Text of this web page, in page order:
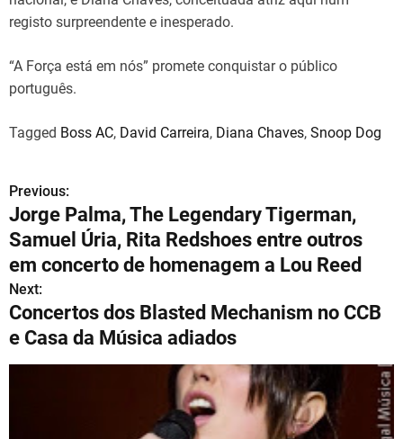
registo surpreendente e inesperado.
“A Força está em nós” promete conquistar o público
português.
Tagged Boss AC, David Carreira, Diana Chaves, Snoop Dog
N
a
v
e
g
a
Previous:
Jorge Palma, The Legendary Tigerman,
Samuel Úria, Rita Redshoes entre outros
em concerto de homenagem a Lou Reed
Next:
Concertos dos Blasted Mechanism no CCB
e Casa da Música adiados